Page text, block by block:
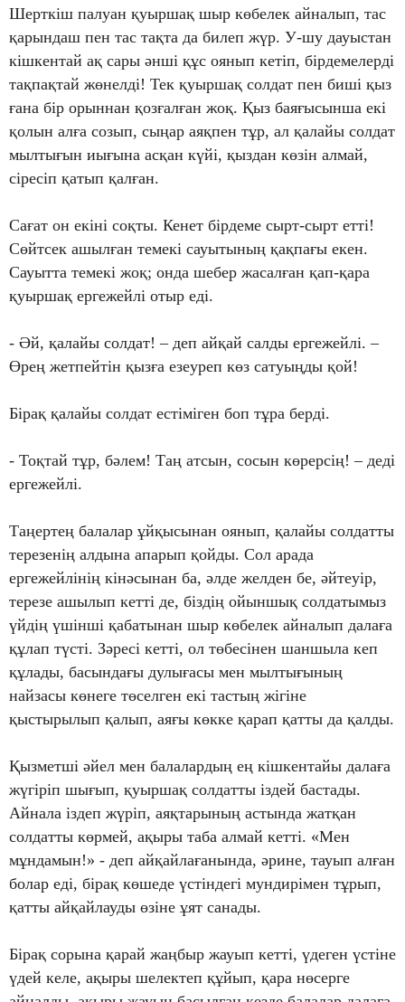
Шерткіш палуан қуыршақ шыр көбелек айналып, тас
қарындаш пен тас тақта да билеп жүр. У-шу дауыстан
кішкентай ақ сары әнші құс оянып кетіп, бірдемелерді
тақпақтай жөнелді! Тек қуыршақ солдат пен биші қыз
ғана бір орыннан қозғалған жоқ. Қыз баяғысынша екі
қолын алға созып, сыңар аяқпен тұр, ал қалайы солдат
мылтығын иығына асқан күйі, қыздан көзін алмай,
сіресіп қатып қалған.
Сағат он екіні соқты. Кенет бірдеме сырт-сырт етті!
Сөйтсек ашылған темекі сауытының қақпағы екен.
Сауытта темекі жоқ; онда шебер жасалған қап-қара
қуыршақ ергежейлі отыр еді.
- Әй, қалайы солдат! – деп айқай салды ергежейлі. –
Өрең жетпейтін қызға езеуреп көз сатуыңды қой!
Бірақ қалайы солдат естіміген боп тұра берді.
- Тоқтай тұр, бәлем! Таң атсын, сосын көрерсің! – деді
ергежейлі.
Таңертең балалар ұйқысынан оянып, қалайы солдатты
терезенің алдына апарып қойды. Сол арада
ергежейлінің кінәсынан ба, әлде желден бе, әйтеуір,
терезе ашылып кетті де, біздің ойыншық солдатымыз
үйдің үшінші қабатынан шыр көбелек айналып далаға
құлап түсті. Зәресі кетті, ол төбесінен шаншыла кеп
құлады, басындағы дулығасы мен мылтығының
найзасы көнеге төселген екі тастың жігіне
қыстырылып қалып, аяғы көкке қарап қатты да қалды.
Қызметші әйел мен балалардың ең кішкентайы далаға
жүгіріп шығып, қуыршақ солдатты іздей бастады.
Айнала іздеп жүріп, аяқтарының астында жатқан
солдатты көрмей, ақыры таба алмай кетті. «Мен
мұндамын!» - деп айқайлағанында, әрине, тауып алған
болар еді, бірақ көшеде үстіндегі мундирімен тұрып,
қатты айқайлауды өзіне ұят санады.
Бірақ сорына қарай жаңбыр жауып кетті, үдеген үстіне
үдей келе, ақыры шелектеп құйып, қара нөсерге